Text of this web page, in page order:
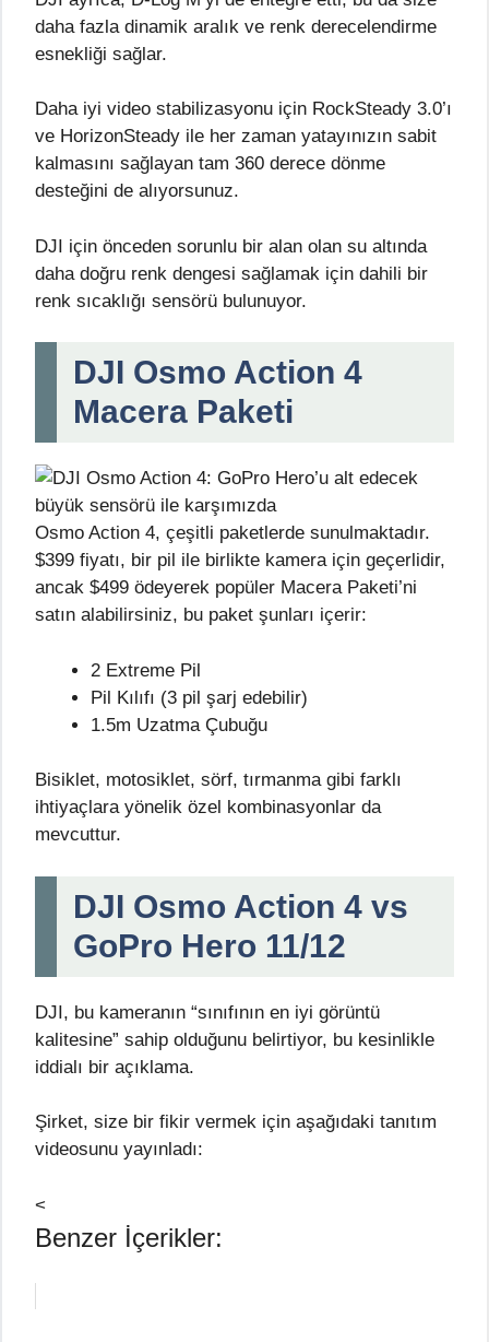
daha fazla dinamik aralık ve renk derecelendirme
esnekliği sağlar.
Daha iyi video stabilizasyonu için RockSteady 3.0’ı
ve HorizonSteady ile her zaman yatayınızın sabit
kalmasını sağlayan tam 360 derece dönme
desteğini de alıyorsunuz.
DJI için önceden sorunlu bir alan olan su altında
daha doğru renk dengesi sağlamak için dahili bir
renk sıcaklığı sensörü bulunuyor.
DJI Osmo Action 4
Macera Paketi
Osmo Action 4, çeşitli paketlerde sunulmaktadır.
$399 fiyatı, bir pil ile birlikte kamera için geçerlidir,
ancak $499 ödeyerek popüler Macera Paketi’ni
satın alabilirsiniz, bu paket şunları içerir:
2 Extreme Pil
Pil Kılıfı (3 pil şarj edebilir)
1.5m Uzatma Çubuğu
Bisiklet, motosiklet, sörf, tırmanma gibi farklı
ihtiyaçlara yönelik özel kombinasyonlar da
mevcuttur.
DJI Osmo Action 4 vs
GoPro Hero 11/12
DJI, bu kameranın “sınıfının en iyi görüntü
kalitesine” sahip olduğunu belirtiyor, bu kesinlikle
iddialı bir açıklama.
Şirket, size bir fikir vermek için aşağıdaki tanıtım
videosunu yayınladı:
<
Benzer İçerikler: